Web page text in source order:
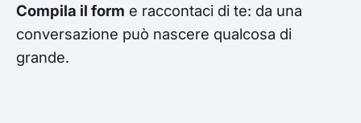
Compila il form e raccontaci di te: da una
conversazione può nascere qualcosa di
grande.